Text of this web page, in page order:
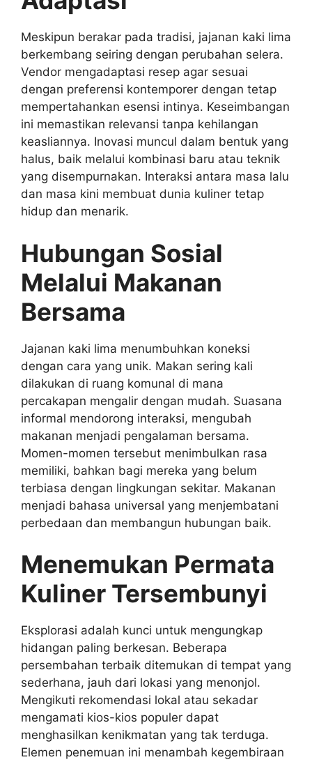
Meskipun berakar pada tradisi, jajanan kaki lima
berkembang seiring dengan perubahan selera.
Vendor mengadaptasi resep agar sesuai
dengan preferensi kontemporer dengan tetap
mempertahankan esensi intinya. Keseimbangan
ini memastikan relevansi tanpa kehilangan
keasliannya. Inovasi muncul dalam bentuk yang
halus, baik melalui kombinasi baru atau teknik
yang disempurnakan. Interaksi antara masa lalu
dan masa kini membuat dunia kuliner tetap
hidup dan menarik.
Hubungan Sosial
Melalui Makanan
Bersama
Jajanan kaki lima menumbuhkan koneksi
dengan cara yang unik. Makan sering kali
dilakukan di ruang komunal di mana
percakapan mengalir dengan mudah. Suasana
informal mendorong interaksi, mengubah
makanan menjadi pengalaman bersama.
Momen-momen tersebut menimbulkan rasa
memiliki, bahkan bagi mereka yang belum
terbiasa dengan lingkungan sekitar. Makanan
menjadi bahasa universal yang menjembatani
perbedaan dan membangun hubungan baik.
Menemukan Permata
Kuliner Tersembunyi
Eksplorasi adalah kunci untuk mengungkap
hidangan paling berkesan. Beberapa
persembahan terbaik ditemukan di tempat yang
sederhana, jauh dari lokasi yang menonjol.
Mengikuti rekomendasi lokal atau sekadar
mengamati kios-kios populer dapat
menghasilkan kenikmatan yang tak terduga.
Elemen penemuan ini menambah kegembiraan